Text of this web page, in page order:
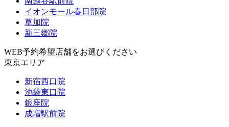
イオンモール春日部院
草加院
新三郷院
WEB予約希望店舗をお選びください
東京エリア
新宿西口院
池袋東口院
銀座院
成増駅前院